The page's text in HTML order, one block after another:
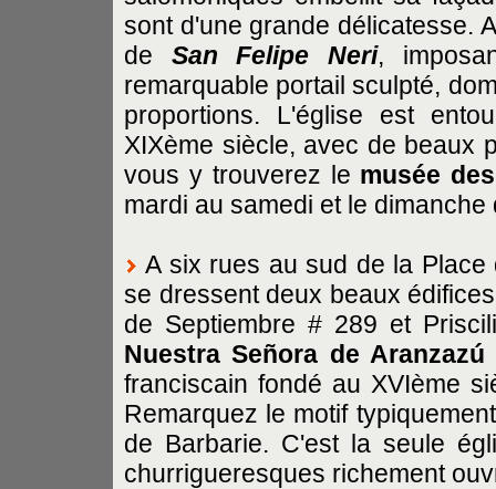
sont d'une grande délicatesse.
de San Felipe Neri,
remarquable portail sculpté,
proportions. L'église est
XIXème siècle, avec de beaux
vous y trouverez le musée
mardi au samedi et le
A six rues au sud de la
se dressent deux beaux
de Septiembre # 289 et
Nuestra Señora de Aranzazú
franciscain fondé au XVIème
Remarquez le motif
de Barbarie. C'est la seule
churrigueresques richement